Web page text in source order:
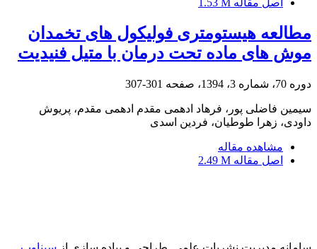
اصل مقاله 1.53 M
مطالعه هیستومتری فولیکول های تخمدان
موش های ماده تحت درمان با متیل فنیدیت
دوره 70، شماره 3، 1394، صفحه 301-307
سیمین فاضلی پور، فرهاد ادهمی مقدم ادهمی مقدم، پریوش
داودی، زهرا طوطیان، فردین اسدی
مشاهده مقاله
اصل مقاله 2.49 M